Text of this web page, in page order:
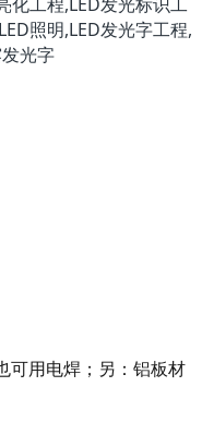
可用电焊；另：铝板材